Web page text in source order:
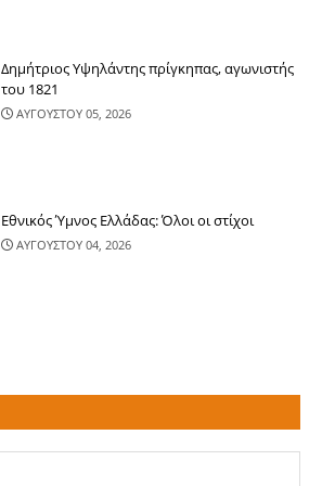
Δημήτριος Υψηλάντης πρίγκηπας, αγωνιστής
του 1821
ΑΥΓΟΥΣΤΟΥ 05, 2026
Εθνικός Ύμνος Ελλάδας: Όλοι οι στίχοι
ΑΥΓΟΥΣΤΟΥ 04, 2026